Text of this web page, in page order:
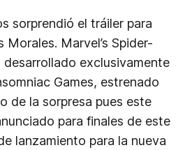
sorprendió el tráiler para
Morales. Marvel’s Spider-
desarrollado exclusivamente
Games, estrenado
de la sorpresa pues este
para finales de este
lanzamiento para la nueva